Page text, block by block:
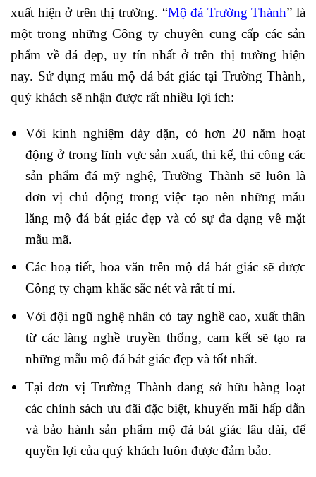
xuất hiện ở trên thị trường. “Mộ đá Trường Thành” là
một trong những Công ty chuyên cung cấp các sản
phẩm về đá đẹp, uy tín nhất ở trên thị trường hiện
nay. Sử dụng mẫu mộ đá bát giác tại Trường Thành,
quý khách sẽ nhận được rất nhiều lợi ích:
Với kinh nghiệm dày dặn, có hơn 20 năm hoạt
động ở trong lĩnh vực sản xuất, thi kế, thi công các
sản phẩm đá mỹ nghệ, Trường Thành sẽ luôn là
đơn vị chủ động trong việc tạo nên những mẫu
lăng mộ đá bát giác đẹp và có sự đa dạng về mặt
mẫu mã.
Các hoạ tiết, hoa văn trên mộ đá bát giác sẽ được
Công ty chạm khắc sắc nét và rất tỉ mỉ.
Với đội ngũ nghệ nhân có tay nghề cao, xuất thân
từ các làng nghề truyền thống, cam kết sẽ tạo ra
những mẫu mộ đá bát giác đẹp và tốt nhất.
Tại đơn vị Trường Thành đang sở hữu hàng loạt
các chính sách ưu đãi đặc biệt, khuyến mãi hấp dẫn
và bảo hành sản phẩm mộ đá bát giác lâu dài, để
quyền lợi của quý khách luôn được đảm bảo.